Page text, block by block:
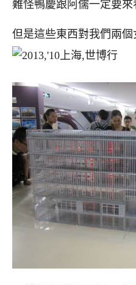
難怪鴨慶跟阿儒一定要來
但是這些東西對我們兩